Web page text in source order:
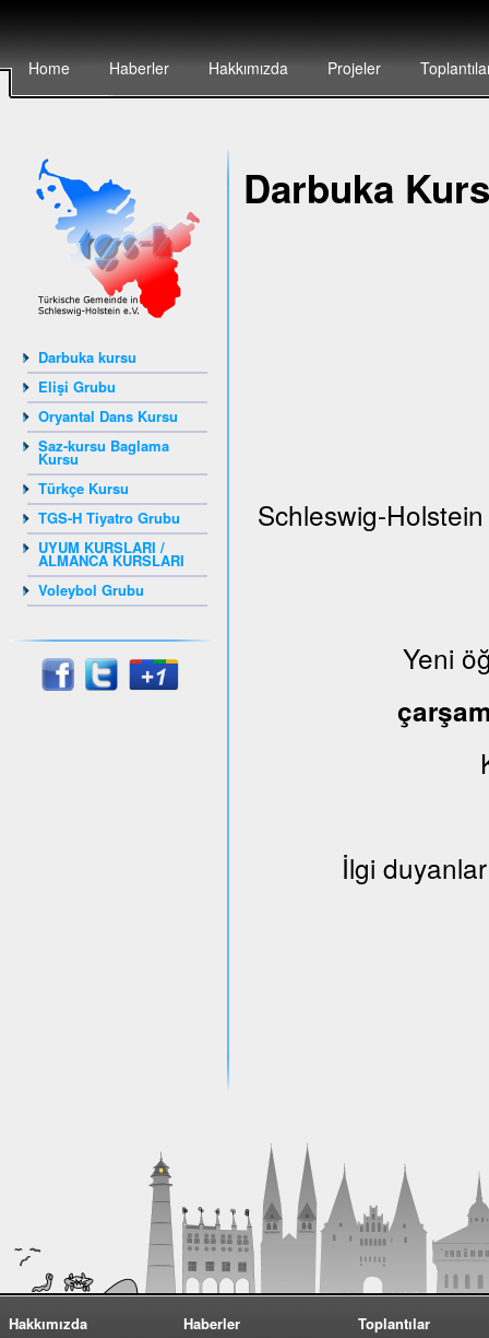
Home Haberler Hakkımızda Projeler
Darbuka kursu
Elişi Grubu
Oryantal Dans Kursu
Saz-kursu Baglama
Kursu
Türkçe Kursu
TGS-H Tiyatro Grubu
UYUM KURSLARI /
ALMANCA KURSLARI
Voleybol Grubu
Darbuka
Schleswig-
Yeni
İlgi
Hakkımızda
Haberler
Toplantılar